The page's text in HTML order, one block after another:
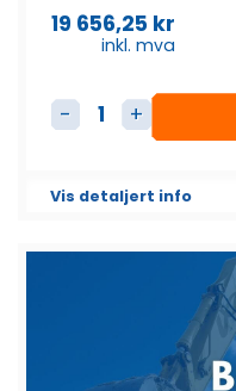
19 656,25 kr
inkl. mva
Beltestrammer
Vis detaljert info